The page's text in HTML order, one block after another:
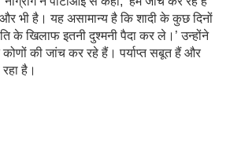
भी है। यह असामान्य है कि शादी के कुछ दिनों
के खिलाफ इतनी दुश्मनी पैदा कर ले।’ उन्होंने
की जांच कर रहे हैं। पर्याप्त सबूत हैं और
है।